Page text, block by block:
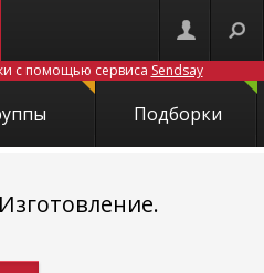
с помощью сервиса Sendsay
Подборки